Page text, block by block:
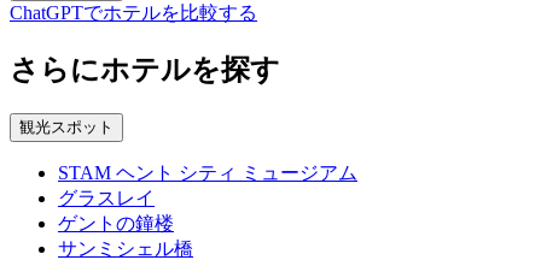
ChatGPTでホテルを比較する
さらにホテルを探す
観光スポット
STAM ヘント シティ ミュージアム
グラスレイ
ゲントの鐘楼
サンミシェル橋